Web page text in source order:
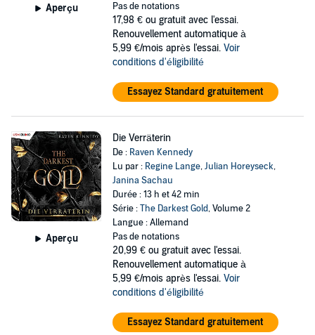
Aperçu
Pas de notations
17,98 € ou gratuit avec l'essai.
Renouvellement automatique à
5,99 €/mois après l'essai. Voir
conditions d'éligibilité
Essayez Standard gratuitement
Aperçu
Die Verräterin
De : Raven Kennedy
Lu par : Regine Lange,Julian Horeyseck,
Janina Sachau
Durée : 13 h et 42 min
Série :The Darkest Gold, Volume 2
Langue : Allemand
Pas de notations
20,99 € ou gratuit avec l'essai.
Renouvellement automatique à
5,99 €/mois après l'essai. Voir
conditions d'éligibilité
Essayez Standard gratuitement